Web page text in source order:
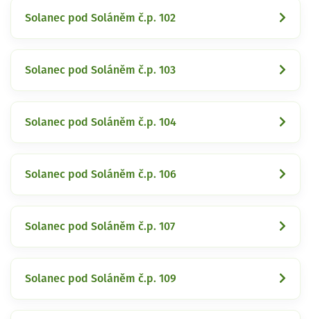
Solanec pod Soláněm č.p. 102
Solanec pod Soláněm č.p. 103
Solanec pod Soláněm č.p. 104
Solanec pod Soláněm č.p. 106
Solanec pod Soláněm č.p. 107
Solanec pod Soláněm č.p. 109